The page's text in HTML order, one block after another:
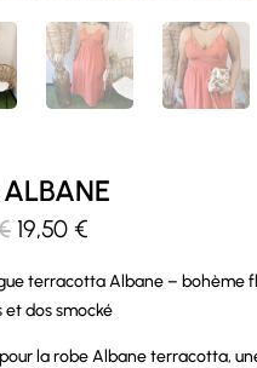
Le
initial
était :
39,00 €.
19,50 €Le
actuel
est :
19,50 €.
terracotta Albane – bohème
et dos smocké
la robe Albane terracotta,